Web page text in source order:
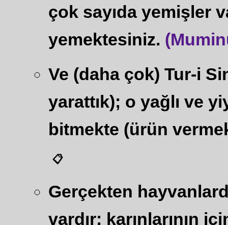
çok sayıda yemişler
yemektesiniz.
Ve (daha çok) Tur-i
yarattık); o yağlı ve
bitmekte (ürün
📋
Gerçekten
vardır; karınlarının